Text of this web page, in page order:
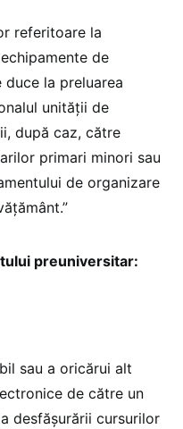
referitoare la
de
la preluarea
unității de
după caz, către
primari minori sau
de organizare
preuniversitar:
sau a oricărui alt
de către un
desfășurării cursurilor